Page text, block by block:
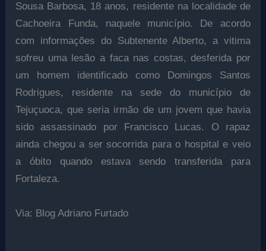
Sousa Barbosa, 18 anos, residente na localidade de
Cachoeira Funda, naquele município. De acordo
com informações do Subtenente Alberto, a vitima
sofreu uma lesão a faca nas costas, desferida por
um homem identificado como Domingos Santos
Rodrigues, residente na sede do município de
Tejuçuoca, que seria irmão de um jovem que havia
sido assassinado por Francisco Lucas. O rapaz
ainda chegou a ser socorrida para o hospital e veio
a óbito quando estava sendo transferida para
Fortaleza.
Via: Blog Adriano Furtado